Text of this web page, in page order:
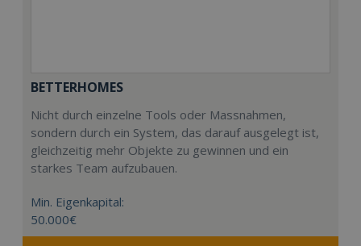
BETTERHOMES
Nicht durch einzelne Tools oder Massnahmen,
sondern durch ein System, das darauf ausgelegt ist,
gleichzeitig mehr Objekte zu gewinnen und ein
starkes Team aufzubauen.
Min. Eigenkapital:
50.000€